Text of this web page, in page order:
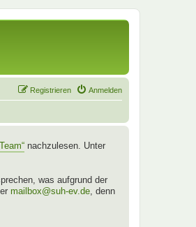
Anmelden
Registrieren
nachzulesen. Unter
was aufgrund der
mailbox@suh-ev.de , denn